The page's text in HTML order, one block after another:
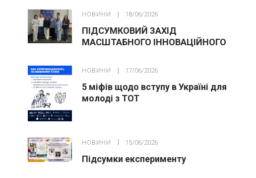
НОВИНИ 18/06/2026
ПІДСУМКОВИЙ ЗАХІД
МАСШТАБНОГО ІННОВАЦІЙНОГО
НОВИНИ 17/06/2026
5 міфів щодо вступу в Україні для
молоді з ТОТ
НОВИНИ 15/06/2026
Підсумки експерименту